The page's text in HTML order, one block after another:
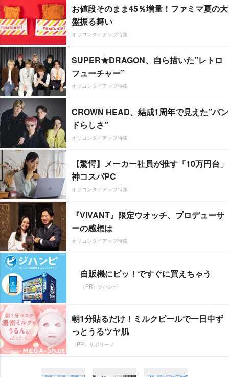
お値段そのまま45％増量！ファミマ夏の大
盤振る舞い
オリコンタイアップ特集
SUPER★DRAGON、自ら描いた”レトロ
フューチャー”
オリコンタイアップ特集
CROWN HEAD、結成1周年で見えた”バン
ドらしさ”
オリコンタイアップ特集
【驚愕】メーカー社員が推す「10万円台」
神コスパPC
オリコンタイアップ特集
『VIVANT』限定ウオッチ、プロデューサ
ーの感想は
オリコンタイアップ特集
自販機にピッ！ですぐに買えちゃう
（PR）ジハンピ
朝1分貼るだけ！ミルクピールで一日中ず
っとうるツヤ肌
（PR）サボリーノ